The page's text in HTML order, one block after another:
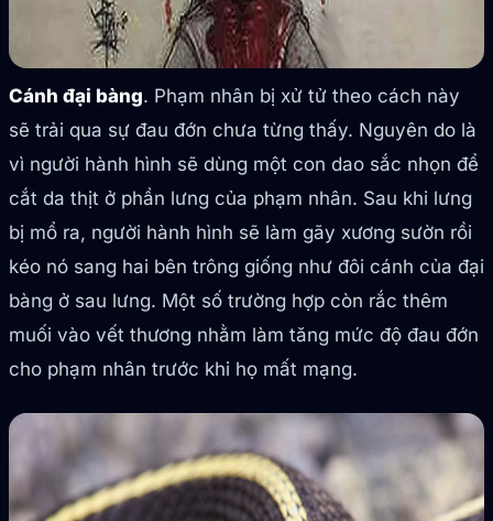
Cánh đại bàng. Phạm nhân bị xử tử theo cách này
sẽ trải qua sự đau đớn chưa từng thấy. Nguyên do là
vì người hành hình sẽ dùng một con dao sắc nhọn để
cắt da thịt ở phần lưng của phạm nhân. Sau khi lưng
bị mổ ra, người hành hình sẽ làm gãy xương sườn rồi
kéo nó sang hai bên trông giống như đôi cánh của đại
bàng ở sau lưng. Một số trường hợp còn rắc thêm
muối vào vết thương nhằm làm tăng mức độ đau đớn
cho phạm nhân trước khi họ mất mạng.